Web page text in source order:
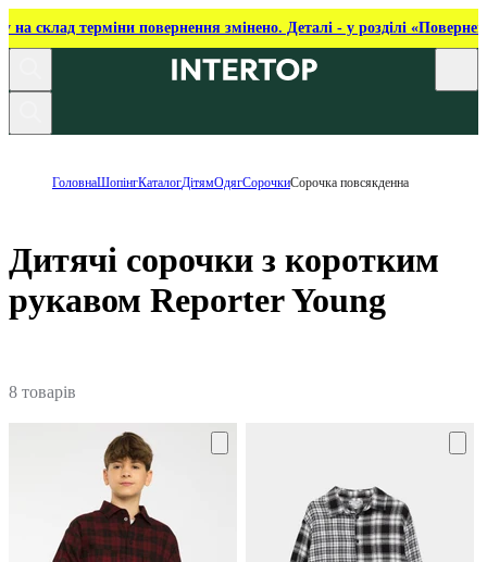
на склад терміни повернення змінено. Деталі - у розділі
ГоловнаШопінгКаталогДітямОдягСорочкиСорочка повсякденна
Дитячі сорочки з коротким
рукавом Reporter Young
8 товарів